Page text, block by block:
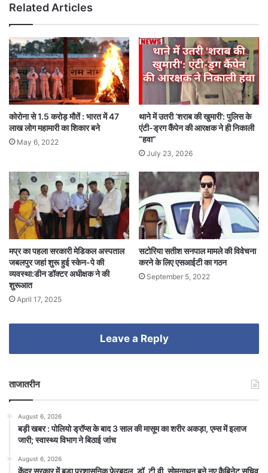
Related Articles
कोरोना से 1.5 करोड़ मौतें : भारत में 47
लाख लोग महामारी का शिकार बने
May 6, 2022
थाने में उतरी ‘शराब की खुमारी’: पुलिस के
एंटी-ड्रग कैंपेन की आरक्षक ने ही निकाली
“हवा”
July 23, 2026
मप्र का पहला सरकारी मेडिकल अस्पताल
जबलपुर जहां शुरू हुई स्केन-पे की
व्यवस्था:डीन डॉक्टर अधीक्षक ने की
शुरूआत
April 17, 2025
सटोरिया सतीश सनपाल मामले की विवेचना
करने के लिए एसआईटी का गठन
September 5, 2022
Leave a Reply
ताजातरीन
August 6, 2026
बड़ी खबर : पोलियो ड्रॉप्स के बाद 3 साल की मासूम का शरीर अकड़ा, एम्स में इलाज
जारी; स्वास्थ्य विभाग ने बिठाई जांच
August 6, 2026